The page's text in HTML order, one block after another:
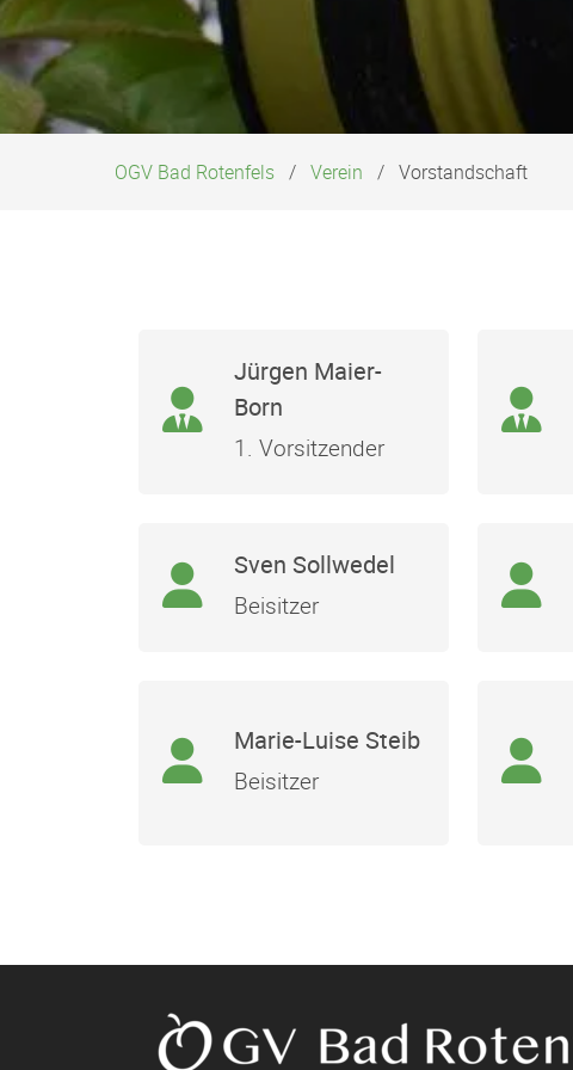
OGV Bad Rotenfels Verein Vorstandschaft
Jürgen Maier-
Born
1. Vorsitzender
Sven Sollwedel
Beisitzer
Marie-Luise Steib
Beisitzer